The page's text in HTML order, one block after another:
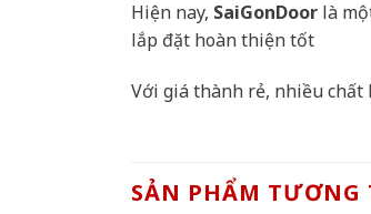
Hiện nay, SaiGonDoor là
lắp đặt hoàn thiện tốt
Với giá thành rẻ, nhiều chất
SẢN PHẨM TƯƠNG